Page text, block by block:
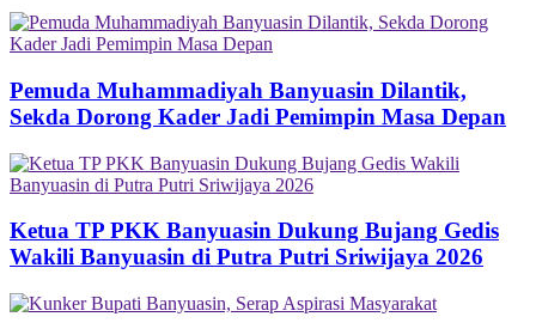
Pemuda Muhammadiyah Banyuasin Dilantik,
Sekda Dorong Kader Jadi Pemimpin Masa Depan
Ketua TP PKK Banyuasin Dukung Bujang Gedis
Wakili Banyuasin di Putra Putri Sriwijaya 2026